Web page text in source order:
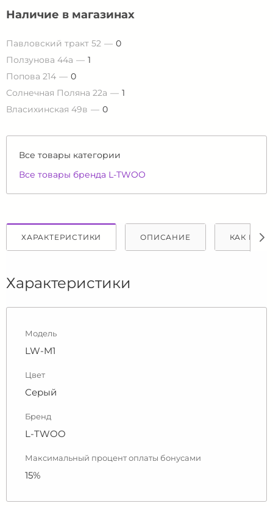
Наличие в магазинах
Павловский тракт 52
0
Ползунова 44а
1
Попова 214
0
Солнечная Поляна 22а
1
Власихинская 49в
0
Все товары категории
Все товары бренда L-TWOO
ХАРАКТЕРИСТИКИ ОПИСАНИЕ КАК
Характеристики
Модель
LW-M1
Цвет
Серый
Бренд
L-TWOO
Максимальный процент оплаты бонусами
15%